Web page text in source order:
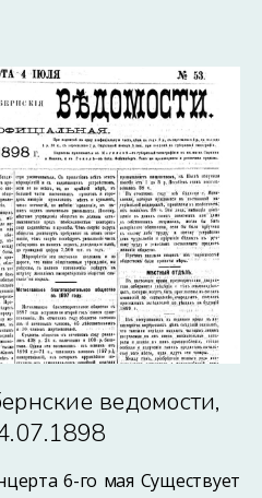
ведомости,
6-го мая Существует